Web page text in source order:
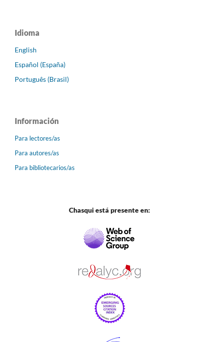
Idioma
English
Español (España)
Português (Brasil)
Información
Para lectores/as
Para autores/as
Para bibliotecarios/as
Chasqui está presente en: